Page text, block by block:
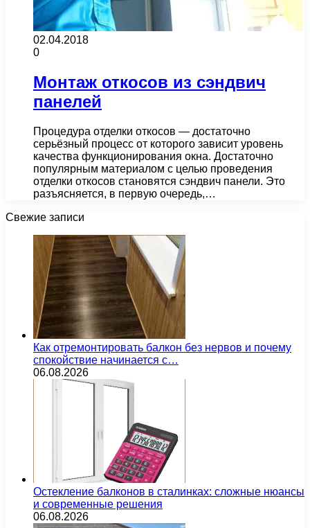
02.04.2018
0
Монтаж откосов из сэндвич
панелей
Процедура отделки откосов — достаточно
серьёзный процесс от которого зависит уровень
качества функционирования окна. Достаточно
популярным материалом с целью проведения
отделки откосов становятся сэндвич панели. Это
разъясняется, в первую очередь,…
Свежие записи
Как отремонтировать балкон без нервов и почему
спокойствие начинается с…
06.08.2026
Остекление балконов в сталинках: сложные нюансы
и современные решения
06.08.2026